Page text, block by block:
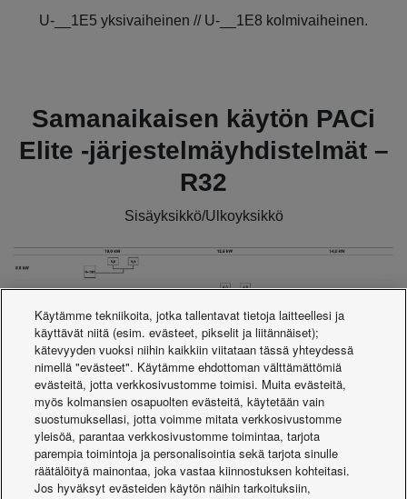
U-__1E5 yksivaiheinen // U-__1E8 kolmivaiheinen.
Samanaikaisen käytön PACi
Elite -järjestelmäyhdistelmät –
R32
Sisäyksikkö/Ulkoyksikkö
Sisäyksiköt
Käytämme tekniikoita, jotka tallentavat tietoja laitteellesi ja
käyttävät niitä (esim. evästeet, pikselit ja liitännäiset);
kätevyyden vuoksi niihin kaikkiin viitataan tässä yhteydessä
nimellä "evästeet". Käytämme ehdottoman välttämättömiä
evästeitä, jotta verkkosivustomme toimisi. Muita evästeitä,
myös kolmansien osapuolten evästeitä, käytetään vain
suostumuksellasi, jotta voimme mitata verkkosivustomme
yleisöä, parantaa verkkosivustomme toimintaa, tarjota
parempia toimintoja ja personalisointia sekä tarjota sinulle
räätälöityä mainontaa, joka vastaa kiinnostuksen kohteitasi.
Jos hyväksyt evästeiden käytön näihin tarkoituksiin,